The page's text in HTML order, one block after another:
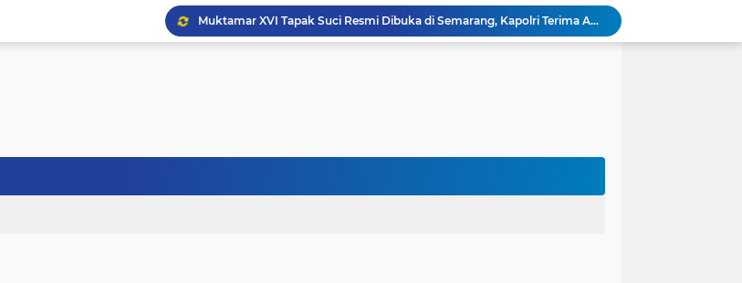
Muktamar XVI Tapak Suci Resmi Dibuka di Semarang, Kapolri Terima Anugerah Anggota Kehormatan
Bhabinkamtibmas Desa Karangpatihan Sambangi Kebun Bawang Merah Warga, Dukung Ketahanan Pangan
Polri Pastikan Proses Pemeriksaan Personel di Aceh Dilaksanakan Secara Profesional dan Transparan